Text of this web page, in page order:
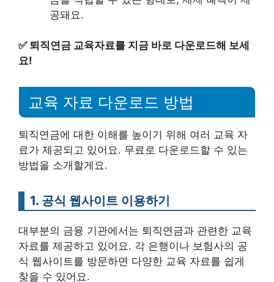
공돼요.
✅ 퇴직연금 교육자료를 지금 바로 다운로드해 보세
요!
교육 자료 다운로드 방법
퇴직연금에 대한 이해를 높이기 위해 여러 교육 자
료가 제공되고 있어요. 무료로 다운로드할 수 있는
방법을 소개할게요.
1. 공식 웹사이트 이용하기
대부분의 금융 기관에서는 퇴직연금과 관련한 교육
자료를 제공하고 있어요. 각 은행이나 보험사의 공
식 웹사이트를 방문하면 다양한 교육 자료를 쉽게
찾을 수 있어요.